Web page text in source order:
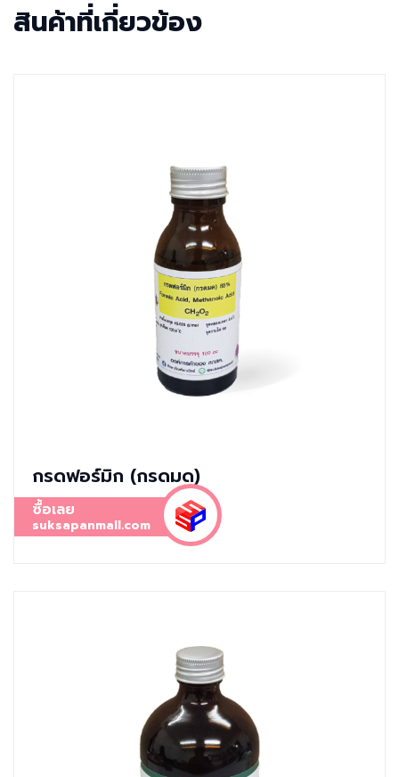
สินค้าที่เกี่ยวข้อง
กรดฟอร์มิก (กรดมด)
ซื้อเลย
suksapanmall.com